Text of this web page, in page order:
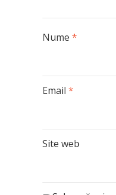
Nume *
Email *
Site web